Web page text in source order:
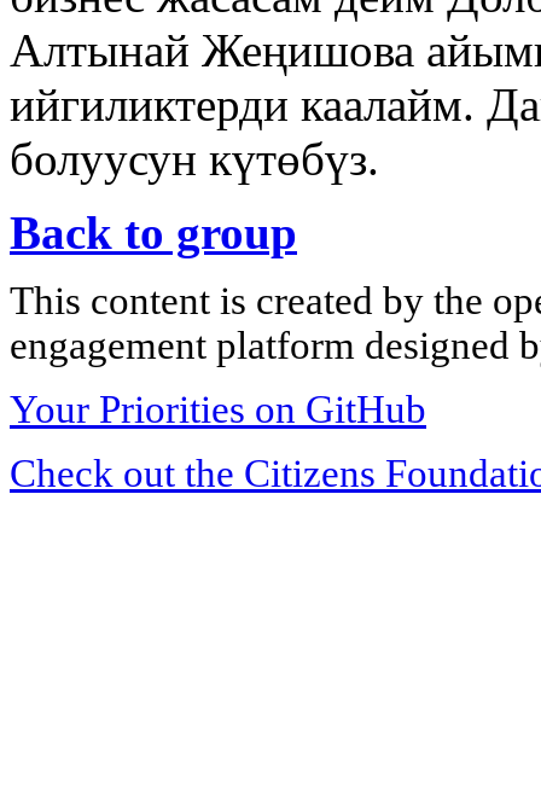
Алтынай Жеңишова
ийгиликтерди каалайм.
болуусун күтөбүз.
Back to group
This content is created by the
engagement platform designed
Your Priorities on GitHub
Check out the Citizens